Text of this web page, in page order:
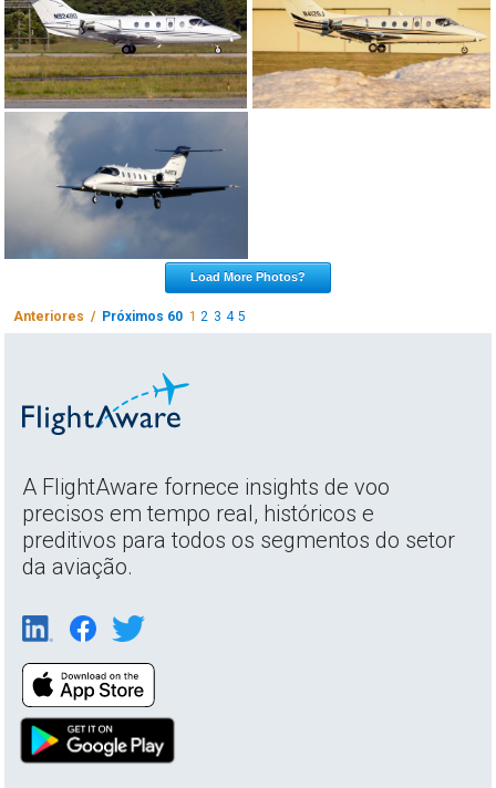
Load More Photos?
Anteriores / Próximos 60 1 2 3 4 5
A FlightAware fornece insights de voo
precisos em tempo real, históricos e
preditivos para todos os segmentos do setor
da aviação.